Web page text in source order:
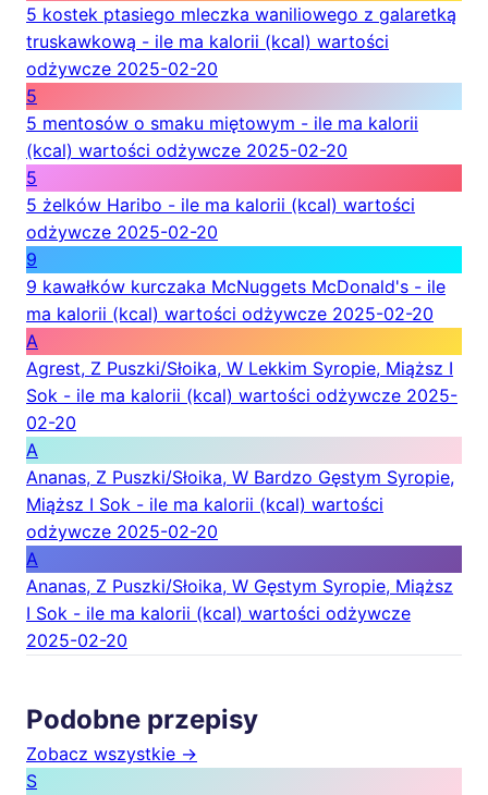
5 kostek ptasiego mleczka waniliowego z galaretką
truskawkową - ile ma kalorii (kcal) wartości
odżywcze 2025-02-20
5
5 mentosów o smaku miętowym - ile ma kalorii
(kcal) wartości odżywcze 2025-02-20
5
5 żelków Haribo - ile ma kalorii (kcal) wartości
odżywcze 2025-02-20
9
9 kawałków kurczaka McNuggets McDonald's - ile
ma kalorii (kcal) wartości odżywcze 2025-02-20
A
Agrest, Z Puszki/Słoika, W Lekkim Syropie, Miąższ I
Sok - ile ma kalorii (kcal) wartości odżywcze 2025-
02-20
A
Ananas, Z Puszki/Słoika, W Bardzo Gęstym Syropie,
Miąższ I Sok - ile ma kalorii (kcal) wartości
odżywcze 2025-02-20
A
Ananas, Z Puszki/Słoika, W Gęstym Syropie, Miąższ
I Sok - ile ma kalorii (kcal) wartości odżywcze
2025-02-20
Podobne przepisy
Zobacz wszystkie →
S